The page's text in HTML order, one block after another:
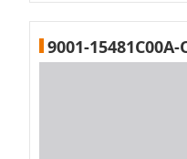
9001-15481C00A-